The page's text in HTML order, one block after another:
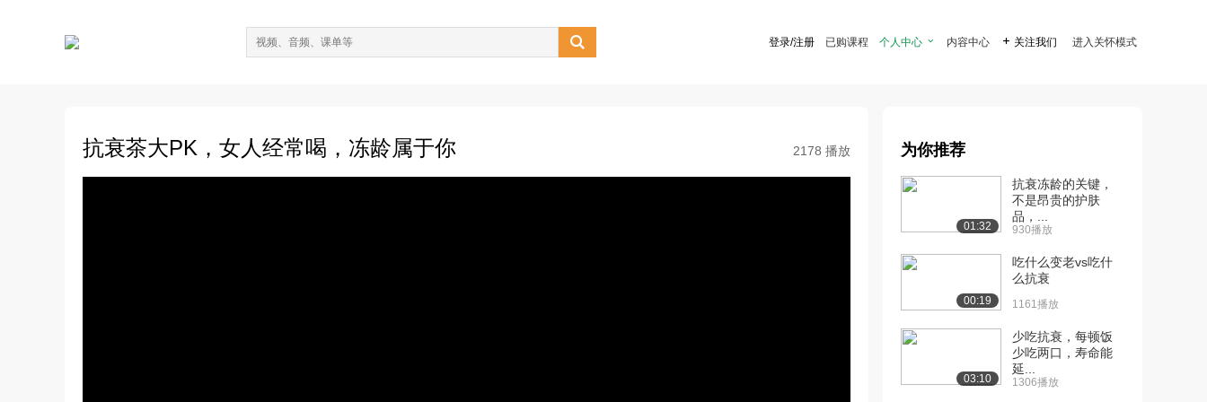
 登录/注册 已购课程 个人中心  内容中心  关注我们 进入关怀模式
抗衰茶大PK，女人经常喝，冻龄属于你 2178 播放 为你推荐
01:32
抗衰冻龄的关键，
不是昂贵的护肤
品，...
930播放
00:19
吃什么变老vs吃什
么抗衰
1161播放
03:10
少吃抗衰，每顿饭
少吃两口，寿命能
延...
1306播放